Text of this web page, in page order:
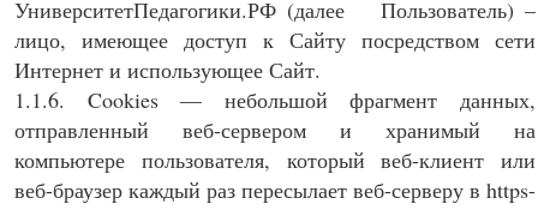
УниверситетПедагогики.РФ (далее Пользователь) –
лицо, имеющее доступ к Сайту посредством сети
Интернет и использующее Сайт.
1.1.6. Cookies — небольшой фрагмент данных,
отправленный веб-сервером и хранимый на
компьютере пользователя, который веб-клиент или
веб-браузер каждый раз пересылает веб-серверу в https-